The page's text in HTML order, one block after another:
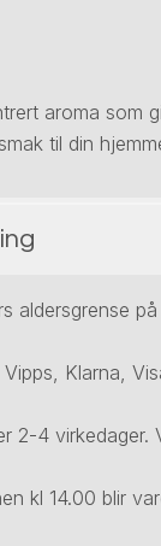
aroma som
til din
aldersgrense
Klarna,
2-4 virkedager.
kl 14.00 blir